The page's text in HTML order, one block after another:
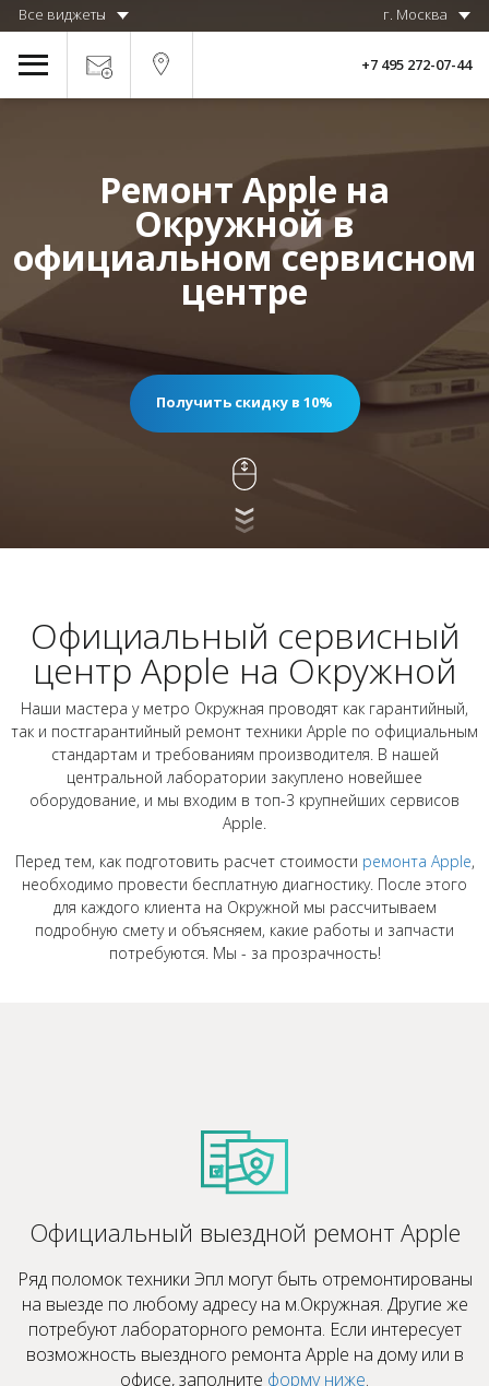
Все виджеты г. Москва
+7 495 272-07-44
Ремонт Apple на
Окружной в
официальном сервисном
центре
Получить скидку в 10%
Официальный сервисный
центр Apple на Окружной
Наши мастера у метро Окружная проводят как гарантийный,
так и постгарантийный ремонт техники Apple по официальным
стандартам и требованиям производителя. В нашей
центральной лаборатории закуплено новейшее
оборудование, и мы входим в топ-3 крупнейших сервисов
Apple.
Перед тем, как подготовить расчет стоимости ремонта Apple,
необходимо провести бесплатную диагностику. После этого
для каждого клиента на Окружной мы рассчитываем
подробную смету и объясняем, какие работы и запчасти
потребуются. Мы - за прозрачность!
Официальный выездной ремонт Apple
Ряд поломок техники Эпл могут быть отремонтированы
на выезде по любому адресу на м.Окружная. Другие же
потребуют лабораторного ремонта. Если интересует
возможность выездного ремонта Apple на дому или в
офисе, заполните форму ниже.